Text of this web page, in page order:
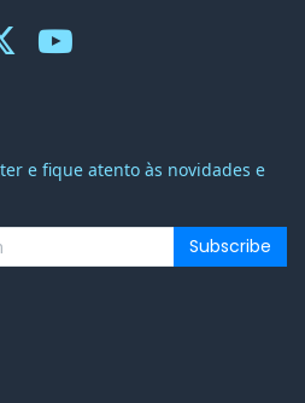
e fique atento às novidades e
Subscribe